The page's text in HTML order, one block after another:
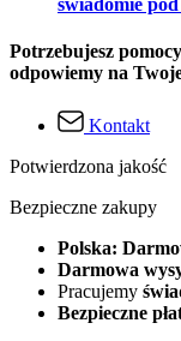
świadomie
Potrzebujesz
odpowiemy na
Kontakt
Potwierdzona jakość
Bezpieczne zakupy
Polska:
Darmowa
Pracujemy
Bezpieczne